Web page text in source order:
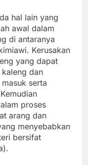
hal lain yang
awal dalam
di antaranya
Kerusakan
yang dapat
dan
serta
proses
arang dan
menyebabkan
bersifat